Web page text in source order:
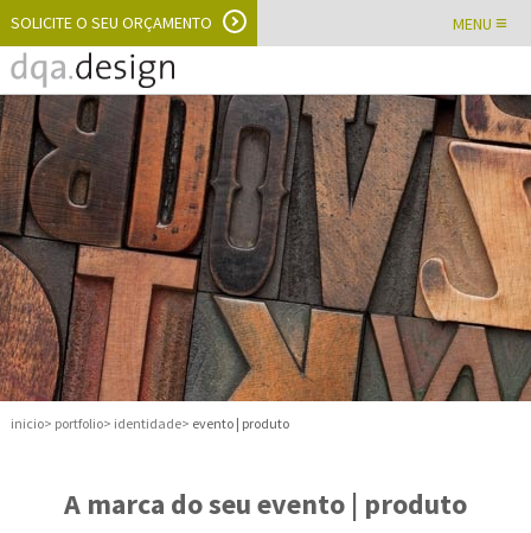
MENU ≡
SOLICITE O SEU ORÇAMENTO
inicio portfolio identidade evento | produto
A marca do seu evento | produto